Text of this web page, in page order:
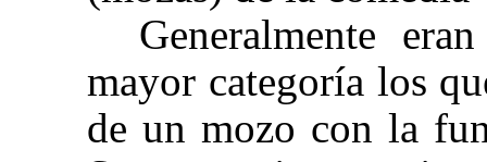
Generalmente
mayor categoría los
de un mozo con la